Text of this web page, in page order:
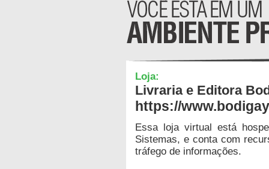
Loja:
Livraria e Editora
https://
Essa loja virtual está
Sistemas, e conta com
tráfego de informações.